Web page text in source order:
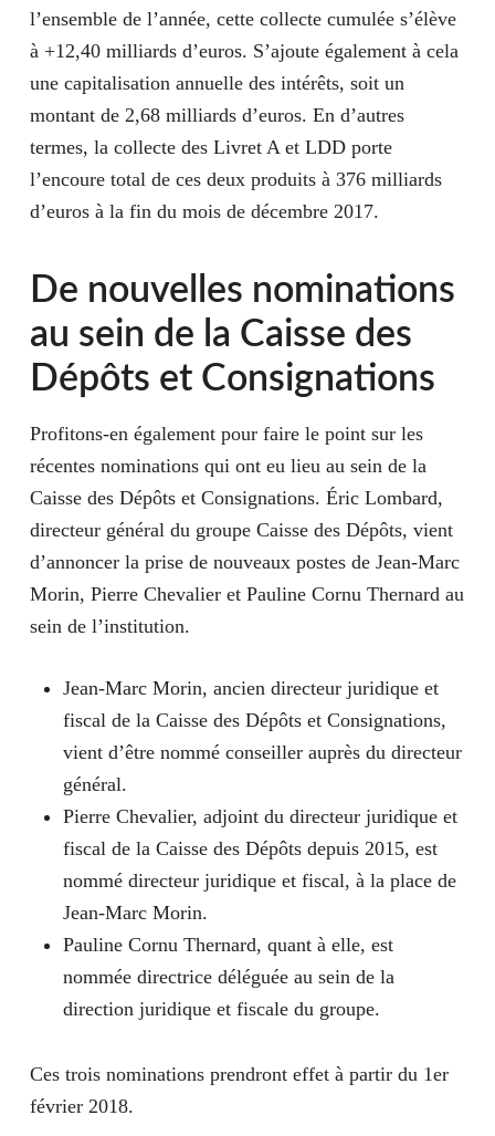
l’ensemble de l’année, cette collecte cumulée s’élève
à +12,40 milliards d’euros. S’ajoute également à cela
une capitalisation annuelle des intérêts, soit un
montant de 2,68 milliards d’euros. En d’autres
termes, la collecte des Livret A et LDD porte
l’encoure total de ces deux produits à 376 milliards
d’euros à la fin du mois de décembre 2017.
De nouvelles nominations
au sein de la Caisse des
Dépôts et Consignations
Profitons-en également pour faire le point sur les
récentes nominations qui ont eu lieu au sein de la
Caisse des Dépôts et Consignations. Éric Lombard,
directeur général du groupe Caisse des Dépôts, vient
d’annoncer la prise de nouveaux postes de Jean-Marc
Morin, Pierre Chevalier et Pauline Cornu Thernard au
sein de l’institution.
Jean-Marc Morin, ancien directeur juridique et
fiscal de la Caisse des Dépôts et Consignations,
vient d’être nommé conseiller auprès du directeur
général.
Pierre Chevalier, adjoint du directeur juridique et
fiscal de la Caisse des Dépôts depuis 2015, est
nommé directeur juridique et fiscal, à la place de
Jean-Marc Morin.
Pauline Cornu Thernard, quant à elle, est
nommée directrice déléguée au sein de la
direction juridique et fiscale du groupe.
Ces trois nominations prendront effet à partir du 1er
février 2018.